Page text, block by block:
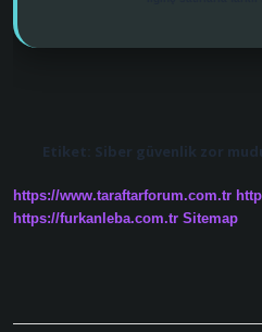
Etiket: Siber güvenlik zor
https://www.taraftarforum.com.tr
https://furkanleba.com.tr Sitemap